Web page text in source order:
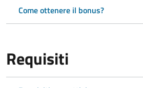
Come ottenere il bonus?
Requisiti